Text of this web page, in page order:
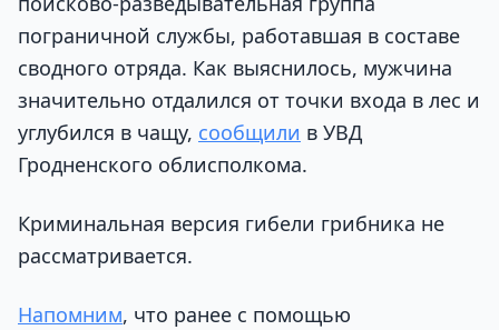
пограничной службы, работавшая в составе
сводного отряда. Как выяснилось, мужчина
значительно отдалился от точки входа в лес и
углубился в чащу, сообщили в УВД
Гродненского облисполкома.
Криминальная версия гибели грибника не
рассматривается.
Напомним, что ранее с помощью